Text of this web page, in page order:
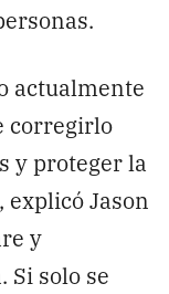
actualmente
corregirlo
y proteger la
Jason
y
Si solo se